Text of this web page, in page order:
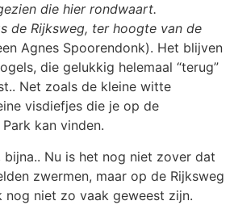
die hier rondwaart.
de Rijksweg, ter hoogte van de
Agnes Spoorendonk). Het blijven
die gelukkig helemaal “terug”
Net zoals de kleine witte
visdiefjes die je op de
kan vinden.
bijna.. Nu is het nog niet zover dat
zwermen, maar op de Rijksweg
nog niet zo vaak geweest zijn.